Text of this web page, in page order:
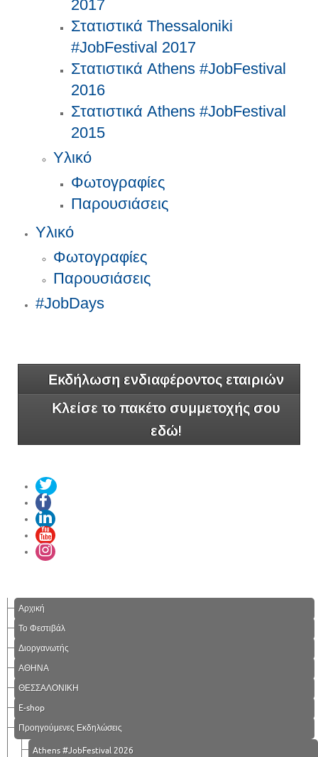
2017
Στατιστικά Thessaloniki
#JobFestival 2017
Στατιστικά Athens #JobFestival
2016
Στατιστικά Athens #JobFestival
2015
Υλικό
Φωτογραφίες
Παρουσιάσεις
Υλικό
Φωτογραφίες
Παρουσιάσεις
#JobDays
Εκδήλωση ενδιαφέροντος εταιριών
Κλείσε το πακέτο συμμετοχής σου
εδώ!
Αρχική
Το Φεστιβάλ
Διοργανωτής
ΑΘΗΝΑ
ΘΕΣΣΑΛΟΝΙΚΗ
E-shop
Προηγούμενες Εκδηλώσεις
Athens #JobFestival 2026